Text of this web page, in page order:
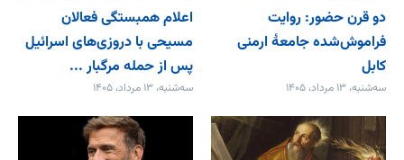
دو قرن حضور: روایت
فراموش‌شده جامعۀ ارمنی
کابل
سه‌شنبه، ۱۳ مرداد، ۱۴۰۵
اعلام همبستگی فعالان
مسیحی با دروزی‌های اسرائیل
پس از حمله مرگبار ...
سه‌شنبه، ۱۳ مرداد، ۱۴۰۵